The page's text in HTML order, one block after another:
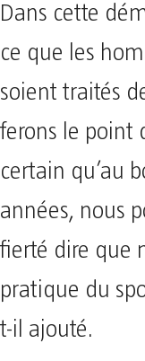
Dans cette
ce que les
soient traités
ferons le point
certain qu’au
années, nous
fierté dire que
pratique du
t-il ajouté.